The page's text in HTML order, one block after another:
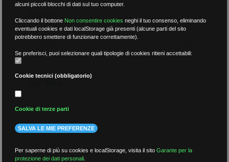
per data
più recenti
alcuni piccoli blocchi di dati sul tuo computer.
Cliccando il bottone Non consentire cookies neghi il tuo consenso, eliminando
eventuali cookies e dati localStorage già presenti (alcune parti del sito
potrebbero smettere di funzionare correttamente).
Se preferisci, puoi selezionare quali tipologie di cookies ritieni accettabili:
Cookie tecnici (obbligatorio)
Cookie di terze parti
SALVA LE MIE PREFERENZE
Per saperne di più su cookies e localStorage, visita il sitoGarante per la
protezione dei dati personali